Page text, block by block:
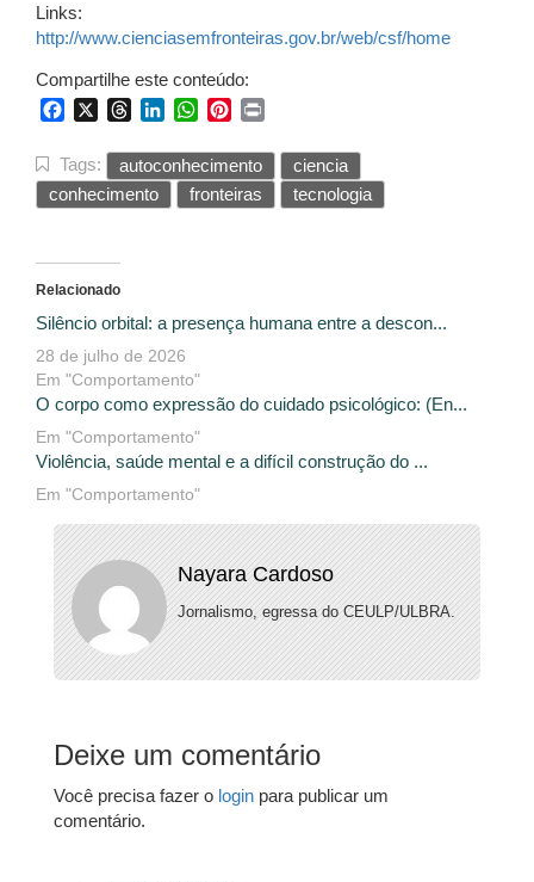
Links:
http://www.cienciasemfronteiras.gov.br/web/csf/home
Compartilhe este conteúdo:
FacebookThreadsLinkedInWhatsApp
Pinterest
Tags: autoconhecimento
ciencia
conhecimento
fronteiras tecnologia
Relacionado
Silêncio orbital: a presença humana entre a descon...
28 de julho de 2026
Em "Comportamento"
O corpo como expressão do cuidado psicológico: (En...
Em "Comportamento"
Violência, saúde mental e a difícil construção do ...
Em "Comportamento"
Nayara Cardoso
Jornalismo, egressa do CEULP/ULBRA.
Deixe um comentário
Você precisa fazer o login para publicar um
comentário.